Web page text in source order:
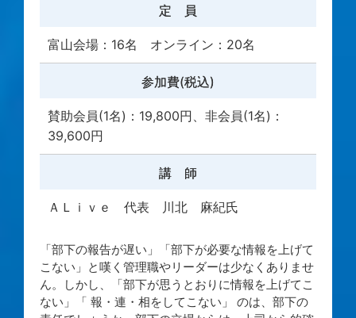
定 員
富山会場：16名 オンライン：20名
参加費(税込)
賛助会員(1名)：19,800円、非会員(1名)：
39,600円
講 師
ＡＬｉｖｅ 代表 川北 麻紀氏
「部下の報告が遅い」「部下が必要な情報を上げて
こない」と嘆く管理職やリーダーは少なくありませ
ん。しかし、「部下が思うとおりに情報を上げてこ
ない」「 報・連・相をしてこない」 のは、部下の